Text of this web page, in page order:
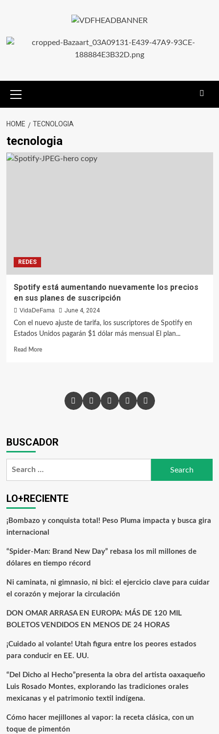
HOME TECNOLOGIA
tecnologia
REDES
Spotify está aumentando nuevamente los precios
en sus planes de suscripción
VidaDeFama
June 4, 2024
Con el nuevo ajuste de tarifa, los suscriptores de Spotify en
Estados Unidos pagarán $1 dólar más mensual El plan...
Read More
BUSCADOR
LO+RECIENTE
¡Bombazo y conquista total! Peso Pluma impacta y busca gira
internacional
“Spider-Man: Brand New Day” rebasa los mil millones de
dólares en tiempo récord
Ni caminata, ni gimnasio, ni bici: el ejercicio clave para cuidar
el corazón y mejorar la circulación
DON OMAR ARRASA EN EUROPA: MÁS DE 120 MIL
BOLETOS VENDIDOS EN MENOS DE 24 HORAS
¡Cuidado al volante! Utah figura entre los peores estados
para conducir en EE. UU.
“Del Dicho al Hecho”presenta la obra del artista oaxaqueño
Luis Rosado Montes, explorando las tradiciones orales
mexicanas y el patrimonio textil indígena.
Cómo hacer mejillones al vapor: la receta clásica, con un
toque de pimentón